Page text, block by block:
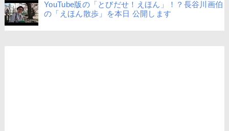
YouTube版の「とびだせ！えほん」！？長谷川画伯
の「えほん散歩」を本日 公開します